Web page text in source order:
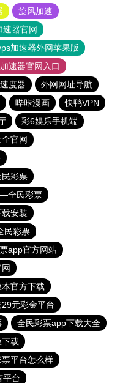
旋风加速
速器官网
加速器外网苹果版
速器官网入口
度器
外网网址导航
哔咔漫画
快鸭VPN
彩6娱乐手机端
官网
彩票
全民彩票
安装
民彩票
app官方网站
官方下载
29元彩金平台
全民彩票app下载大全
下载
票平台怎么样
平台